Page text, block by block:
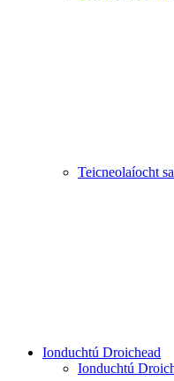
Teicneolaíocht
Ionduchtú Droichead
Ionduchtú